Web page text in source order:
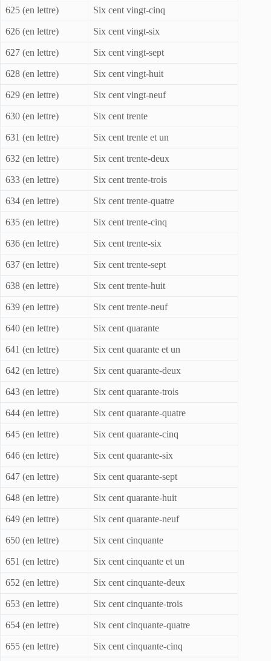
625 (en lettre) Six cent vingt-cinq
626 (en lettre) Six cent vingt-six
627 (en lettre) Six cent vingt-sept
628 (en lettre) Six cent vingt-huit
629 (en lettre) Six cent vingt-neuf
630 (en lettre) Six cent trente
631 (en lettre) Six cent trente et un
632 (en lettre) Six cent trente-deux
633 (en lettre) Six cent trente-trois
634 (en lettre) Six cent trente-quatre
635 (en lettre) Six cent trente-cinq
636 (en lettre) Six cent trente-six
637 (en lettre) Six cent trente-sept
638 (en lettre) Six cent trente-huit
639 (en lettre) Six cent trente-neuf
640 (en lettre) Six cent quarante
641 (en lettre) Six cent quarante et un
642 (en lettre) Six cent quarante-deux
643 (en lettre) Six cent quarante-trois
644 (en lettre) Six cent quarante-quatre
645 (en lettre) Six cent quarante-cinq
646 (en lettre) Six cent quarante-six
647 (en lettre) Six cent quarante-sept
648 (en lettre) Six cent quarante-huit
649 (en lettre) Six cent quarante-neuf
650 (en lettre) Six cent cinquante
651 (en lettre) Six cent cinquante et un
652 (en lettre) Six cent cinquante-deux
653 (en lettre) Six cent cinquante-trois
654 (en lettre) Six cent cinquante-quatre
655 (en lettre) Six cent cinquante-cinq